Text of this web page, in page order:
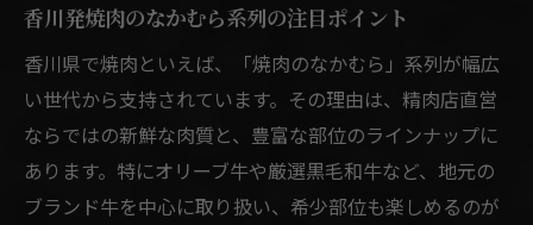
香川発焼肉のなかむら系列の注目ポイント
香川県で焼肉といえば、「焼肉のなかむら」系列が幅広
い世代から支持されています。その理由は、精肉店直営
ならではの新鮮な肉質と、豊富な部位のラインナップに
あります。特にオリーブ牛や厳選黒毛和牛など、地元の
ブランド牛を中心に取り扱い、希少部位も楽しめるのが